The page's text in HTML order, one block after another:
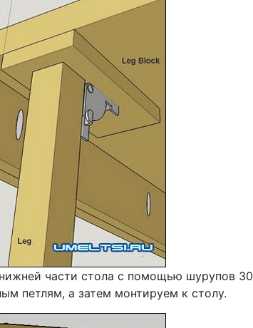
части стола с помощью шурупов 30
петлям, а затем монтируем к столу.